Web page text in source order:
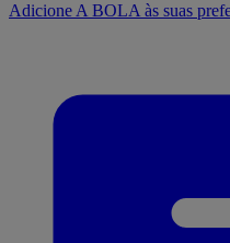
Adicione A BOLA às suas